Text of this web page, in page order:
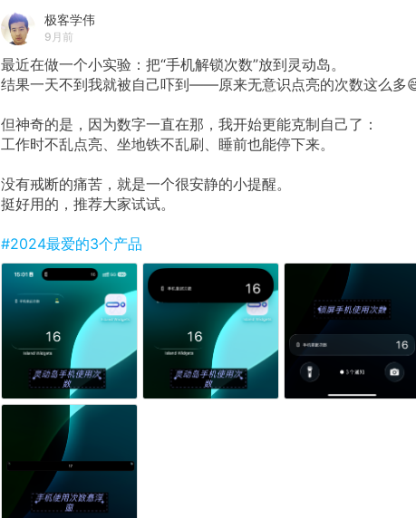
极客学伟
9月前
最近在做一个小实验：把“手机解锁次数”放到灵动岛。
结果一天不到我就被自己吓到——原来无意识点亮的次数这么多
但神奇的是，因为数字一直在那，我开始更能克制自己了：
工作时不乱点亮、坐地铁不乱刷、睡前也能停下来。
没有戒断的痛苦，就是一个很安静的小提醒。
挺好用的，推荐大家试试。
#2024最爱的3个产品